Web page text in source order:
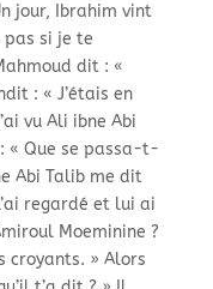
jour, Ibrahim vint
pas si je te
dit : «
: « J’étais en
vu Ali ibne Abi
« Que se passa-t-
Abi Talib me dit
regardé et lui ai
Moeminine ?
croyants. » Alors